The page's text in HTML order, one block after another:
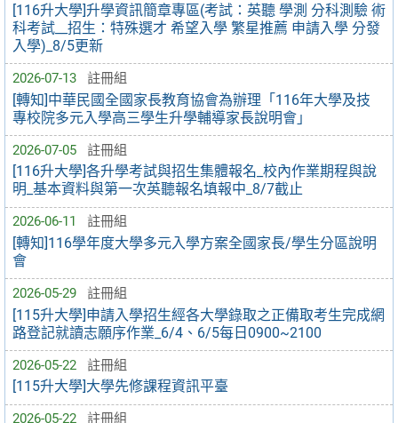
[116升大學]升學資訊簡章專區(考試：英聽 學測 分科測驗 術
科考試__招生：特殊選才 希望入學 繁星推薦 申請入學 分發
入學)_8/5更新
2026-07-13 註冊組
[轉知]中華民國全國家長教育協會為辦理「116年大學及技
專校院多元入學高三學生升學輔導家長說明會」
2026-07-05 註冊組
[116升大學]各升學考試與招生集體報名_校內作業期程與說
明_基本資料與第一次英聽報名填報中_8/7截止
2026-06-11 註冊組
[轉知]116學年度大學多元入學方案全國家長/學生分區說明
會
2026-05-29 註冊組
[115升大學]申請入學招生經各大學錄取之正備取考生完成網
路登記就讀志願序作業_6/4、6/5每日0900~2100
2026-05-22 註冊組
[115升大學]大學先修課程資訊平臺
2026-05-22 註冊組